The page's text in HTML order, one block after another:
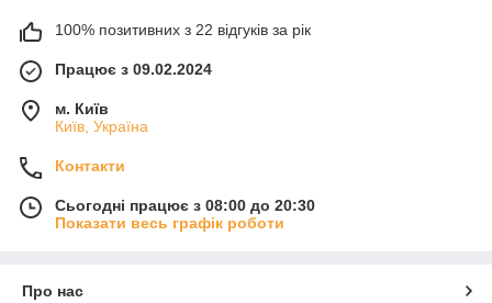
100% позитивних з 22 відгуків за рік
Працює з 09.02.2024
м. Київ
Київ, Україна
Контакти
Сьогодні працює з 08:00 до 20:30
Показати весь графік роботи
Про нас